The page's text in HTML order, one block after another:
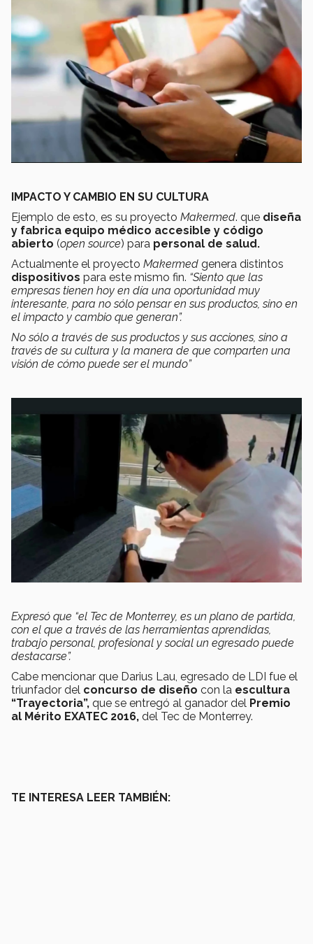
IMPACTO Y CAMBIO EN SU CULTURA
Ejemplo de esto, es su proyecto Makermed. que diseña
y fabrica equipo médico accesible y código
abierto (open source) para personal de salud.
Actualmente el proyecto Makermed genera distintos
dispositivos para este mismo fin. “Siento que las
empresas tienen hoy en día una oportunidad muy
interesante, para no sólo pensar en sus productos, sino en
el impacto y cambio que generan”.
No sólo a través de sus productos y sus acciones, sino a
través de su cultura y la manera de que comparten una
visión de cómo puede ser el mundo”
Expresó que “el Tec de Monterrey, es un plano de partida,
con el que a través de las herramientas aprendidas,
trabajo personal, profesional y social un egresado puede
destacarse”.
Cabe mencionar que Darius Lau, egresado de LDI fue el
triunfador del concurso de diseño con la escultura
“Trayectoria”, que se entregó al ganador del Premio
al Mérito EXATEC 2016, del Tec de Monterrey.
TE INTERESA LEER TAMBIÉN: